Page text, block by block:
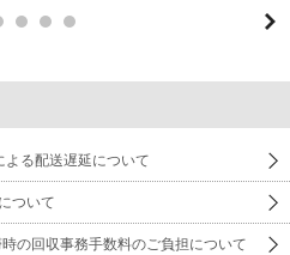
よる配送遅延について
ついて
の回収事務手数料のご負担について